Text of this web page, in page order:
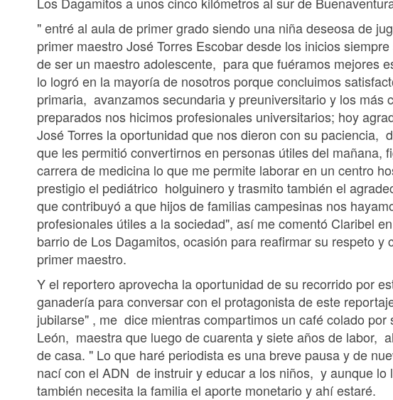
" entré al aula de primer grado siendo una niña deseosa de
primer maestro José Torres Escobar desde los inicios
de ser un maestro adolescente, para que fuéramos mejores
lo logró en la mayoría de nosotros porque concluimos
primaria, avanzamos secundaria y preuniversitario y los más
preparados nos hicimos profesionales universitarios; hoy
José Torres la oportunidad que nos dieron con su paciencia,
que les permitió convertirnos en personas útiles del mañana,
carrera de medicina lo que me permite laborar en un centro
prestigio el pediátrico holguinero y trasmito también el
que contribuyó a que hijos de familias campesinas nos
profesionales útiles a la sociedad", así me comentó Claribel
barrio de Los Dagamitos, ocasión para reafirmar su respeto y
primer maestro.
Y el reportero aprovecha la oportunidad de su recorrido por
ganadería para conversar con el protagonista de este
jubilarse" , me dice mientras compartimos un café colado por
León, maestra que luego de cuarenta y siete años de labor,
de casa. " Lo que haré periodista es una breve pausa y de
nací con el ADN de instruir y educar a los niños, y aunque lo
también necesita la familia el aporte monetario y ahí estaré.